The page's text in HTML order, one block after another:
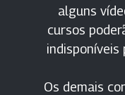
alguns
cursos
Os demais